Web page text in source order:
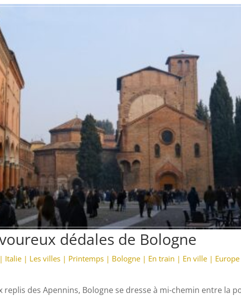
dédales de Bologne
| Italie | Les villes | Printemps | Bologne | En train | En ville |
replis des Apennins, Bologne se dresse à mi-chemin entre la